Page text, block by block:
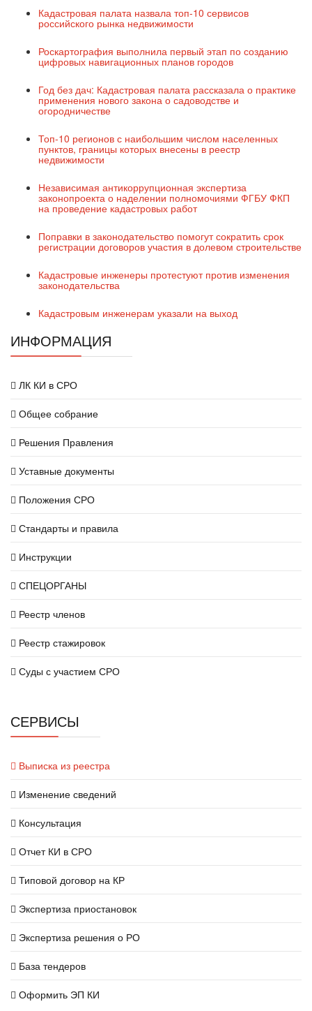
Кадастровая палата назвала топ-10 сервисов
российского рынка недвижимости
Роскартография выполнила первый этап по созданию
цифровых навигационных планов городов
Год без дач: Кадастровая палата рассказала о практике
применения нового закона о садоводстве и
огородничестве
Топ-10 регионов с наибольшим числом населенных
пунктов, границы которых внесены в реестр
недвижимости
Независимая антикоррупционная экспертиза
законопроекта о наделении полномочиями ФГБУ ФКП
на проведение кадастровых работ
Поправки в законодательство помогут сократить срок
регистрации договоров участия в долевом строительстве
Кадастровые инженеры протестуют против изменения
законодательства
Кадастровым инженерам указали на выход
ИНФОРМАЦИЯ
ЛК КИ в СРО
Общее собрание
Решения Правления
Уставные документы
Положения СРО
Стандарты и правила
Инструкции
СПЕЦОРГАНЫ
Реестр членов
Реестр стажировок
Суды с участием СРО
СЕРВИСЫ
Выписка из реестра
Изменение сведений
Консультация
Отчет КИ в СРО
Типовой договор на КР
Экспертиза приостановок
Экспертиза решения о РО
База тендеров
Оформить ЭП КИ